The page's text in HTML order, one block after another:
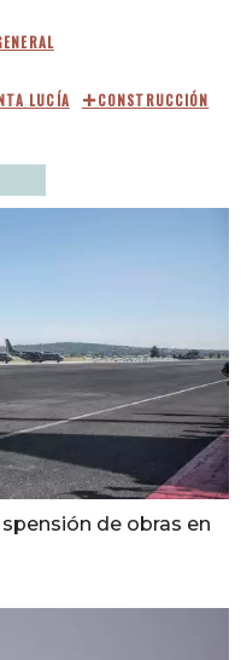
LUCÍA
CONSTRUCCIÓN
de obras en